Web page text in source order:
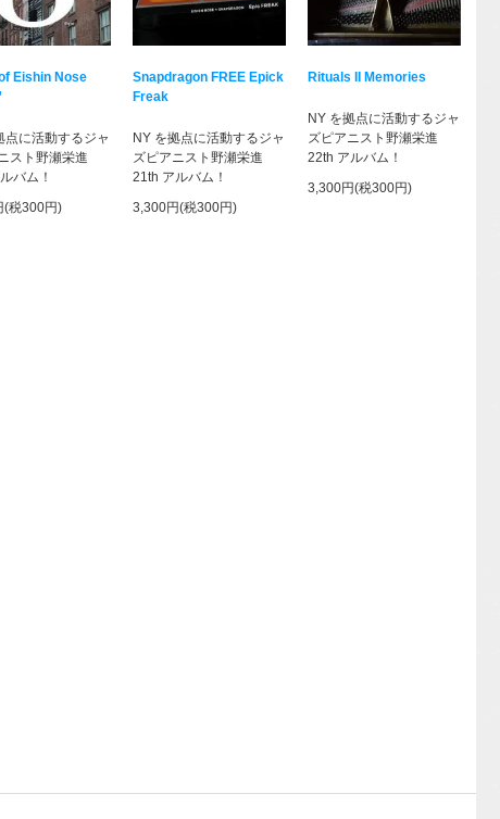
Eishin Nose
点に活動するジャ
スト野瀬栄進
バム！
(税300円)
Snapdragon FREE Epick
Freak
NY を拠点に活動するジャ
ズピアニスト野瀬栄進
21th アルバム！
3,300円(税300円)
Rituals II Memories
NY を拠点に活動するジャ
ズピアニスト野瀬栄進
22th アルバム！
3,300円(税300円)